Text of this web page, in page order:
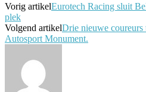
Vorig artikelEurotech Racing sluit
plek
Volgend artikelDrie nieuwe coureurs
Autosport Monument.